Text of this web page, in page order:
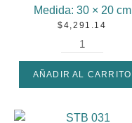
Medida: 30 × 20 cm
$4,291.14
AÑADIR AL CARRITO